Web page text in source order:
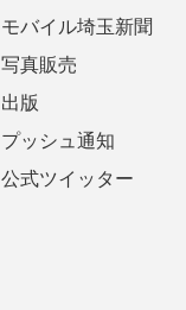
モバイル埼玉新聞
写真販売
出版
プッシュ通知
公式ツイッター